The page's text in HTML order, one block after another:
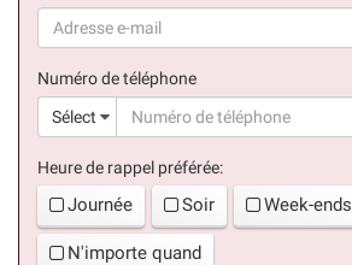
Numéro de téléphone
Sélect
Heure de rappel préférée:
Journée Soir Week-ends
N'importe quand